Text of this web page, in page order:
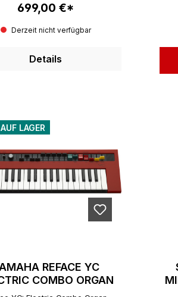
Regulärer Preis:
699,00 €*
Derzeit nicht verfügbar
Details
LAGER
REFACE YC
COMBO ORGAN